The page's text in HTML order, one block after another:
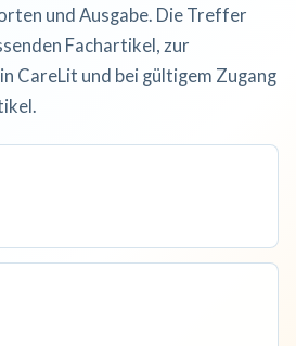
und Ausgabe. Die Treffer
Fachartikel, zur
CareLit und bei gültigem Zugang